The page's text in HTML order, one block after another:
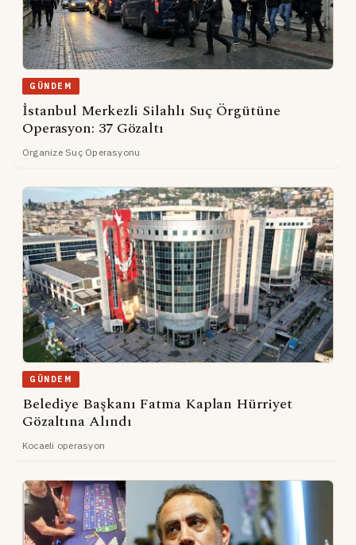
GÜNDEM
İstanbul Merkezli Silahlı Suç Örgütüne
Operasyon: 37 Gözaltı
Organize Suç Operasyonu
GÜNDEM
Belediye Başkanı Fatma Kaplan Hürriyet
Gözaltına Alındı
Kocaeli operasyon